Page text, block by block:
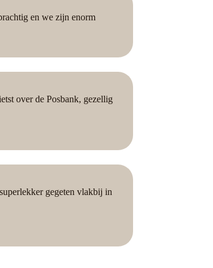
en we zijn enorm
over de Posbank, gezellig
gegeten vlakbij in